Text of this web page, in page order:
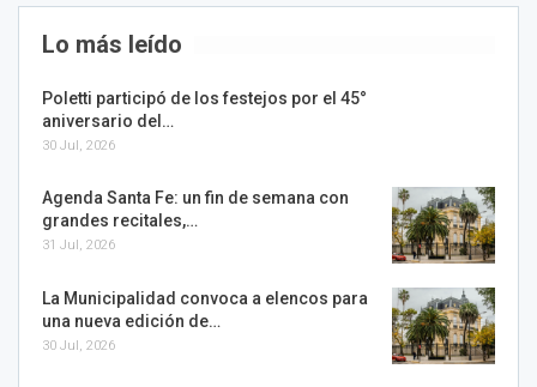
Lo más leído
Poletti participó de los festejos por el 45°
aniversario del…
30 Jul, 2026
Agenda Santa Fe: un fin de semana con
grandes recitales,…
31 Jul, 2026
La Municipalidad convoca a elencos para
una nueva edición de…
30 Jul, 2026